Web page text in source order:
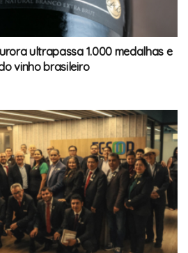
ultrapassa 1.000 medalhas e
vinho brasileiro